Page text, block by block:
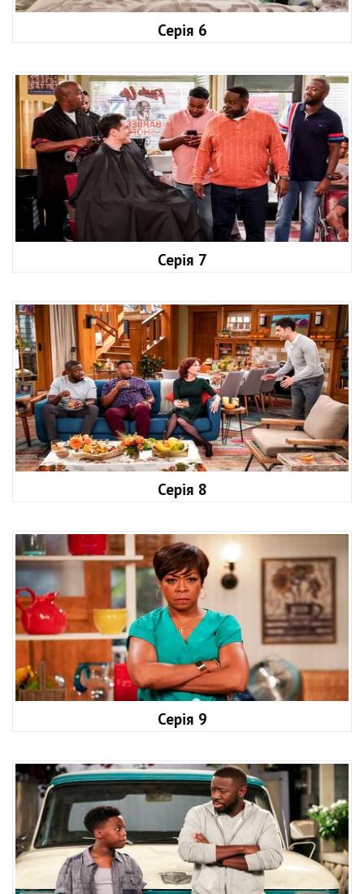
Серія 6
Серія 7
Серія 8
Серія 9